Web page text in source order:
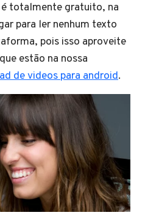
totalmente gratuito, na
para ler nenhum texto
pois isso aproveite
estão na nossa
de videos para android.